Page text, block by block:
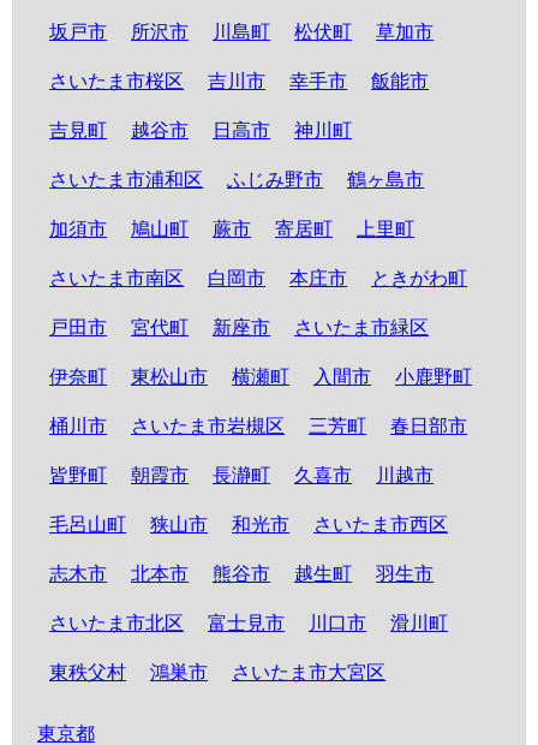
坂戸市 所沢市 川島町 松伏町 草加市
さいたま市桜区 吉川市 幸手市 飯能市
吉見町 越谷市 日高市 神川町
さいたま市浦和区 ふじみ野市 鶴ヶ島市
加須市 鳩山町 蕨市 寄居町 上里町
さいたま市南区 白岡市 本庄市 ときがわ町
戸田市 宮代町 新座市 さいたま市緑区
伊奈町 東松山市 横瀬町 入間市 小鹿野町
桶川市 さいたま市岩槻区 三芳町 春日部市
皆野町 朝霞市 長瀞町 久喜市 川越市
毛呂山町 狭山市 和光市 さいたま市西区
志木市 北本市 熊谷市 越生町 羽生市
さいたま市北区 富士見市 川口市 滑川町
東秩父村 鴻巣市 さいたま市大宮区
東京都